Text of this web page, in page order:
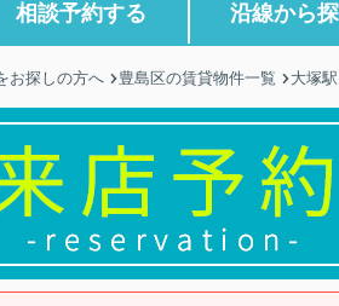
相談予約する 沿線から
お探しの方へ 豊島区の賃貸物件一覧 大塚駅